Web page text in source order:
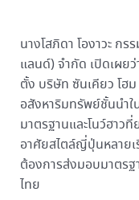
นางโสภิดา โองาวะ ก
แลนด์) จำกัด เปิดเผย
ตั้ง บริษัท ซันเคียว โฮ
อสังหาริมทรัพย์ชั้นนำใ
มาตรฐานและโนว์ฮาว
อาศัยสไตล์ญี่ปุ่นหลายเ
ต้องการส่งมอบมาตรฐ
ไทย